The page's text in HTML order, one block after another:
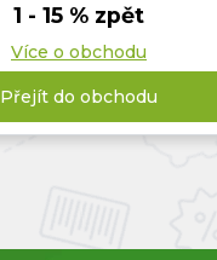
1 - 15 % zpět
Více o obchodu
Přejít do obchodu